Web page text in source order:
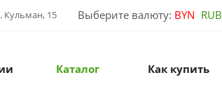
Кульман, 15 Выберите валюту: BYN RUB
Каталог Как купить